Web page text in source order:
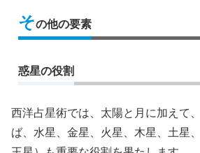
その他の要素
惑星の役割
西洋占星術では、太陽と月に加えて
ば、水星、金星、火星、木星、土星